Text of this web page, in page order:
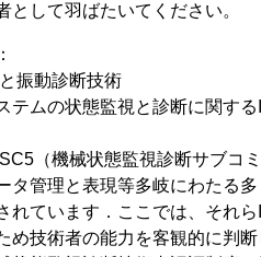
として羽ばたいてください。
振動診断技術
テムの状態監視と診断に関
（機械状態監視診断サブコ
タ管理と表現等多岐にわたる
れています．ここでは、それ
め技術者の能力を客観的に判